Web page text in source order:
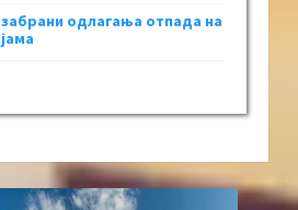
одлагања отпада на